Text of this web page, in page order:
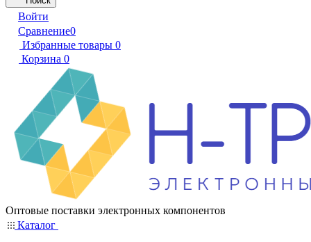
Войти
Сравнение0
Избранные товары 0
Корзина 0
Оптовые поставки электронных компонентов
Каталог